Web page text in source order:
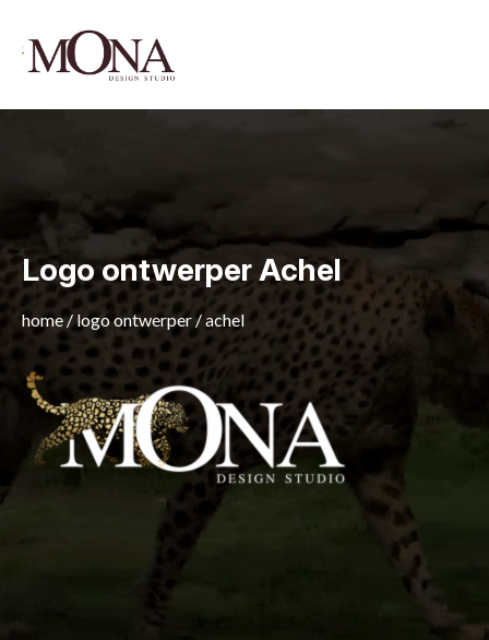
Logo ontwerper Achel
home/ logo ontwerper /achel